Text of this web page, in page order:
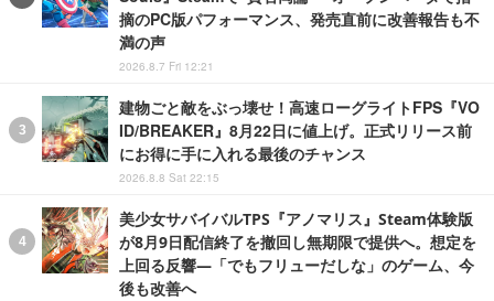
摘のPC版パフォーマンス、発売直前に改善報告も不
満の声
2026.8.7 Fri 12:21
建物ごと敵をぶっ壊せ！高速ローグライトFPS『VO
ID/BREAKER』8月22日に値上げ。正式リリース前
にお得に手に入れる最後のチャンス
2026.8.8 Sat 22:15
美少女サバイバルTPS『アノマリス』Steam体験版
が8月9日配信終了を撤回し無期限で提供へ。想定を
上回る反響―「でもフリューだしな」のゲーム、今
後も改善へ